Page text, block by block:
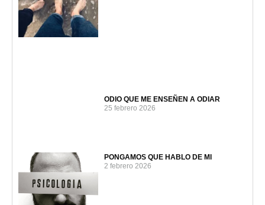
ODIO QUE ME ENSEÑEN A ODIAR
25 febrero 2026
PONGAMOS QUE HABLO DE MI
2 febrero 2026